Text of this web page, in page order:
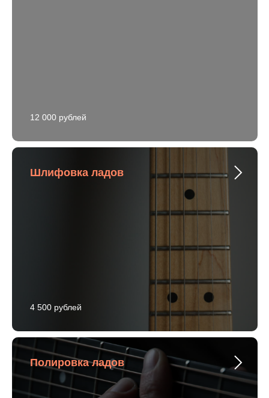
12 000 рублей
Шлифовка ладов
4 500 рублей
Полировка ладов